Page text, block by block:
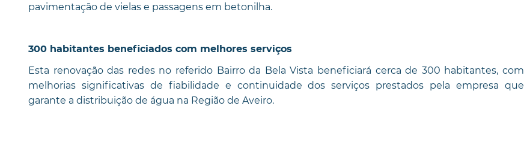
pavimentação de vielas e passagens em betonilha.
300 habitantes beneficiados com melhores serviços
Esta renovação das redes no referido Bairro da Bela Vista beneficiará cerca de 300 habitantes, com
melhorias significativas de fiabilidade e continuidade dos serviços prestados pela empresa que
garante a distribuição de água na Região de Aveiro.